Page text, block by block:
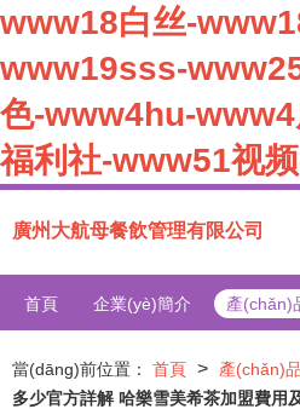
www18白丝-
www19sss-
色-www4hu-
福利社-www51视
廣州大航母餐飲管理有限公司
首頁 企業(yè)簡介 產(chǎn)
當(dāng)前位置： 首頁 > 產(chǎn)
多少官方詳解 哈樂雪美希茶加盟費用